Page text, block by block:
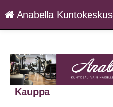
Anabella Kuntokeskus
Anabella.fi
Kirjaudu
Kieli: FI
Kauppa